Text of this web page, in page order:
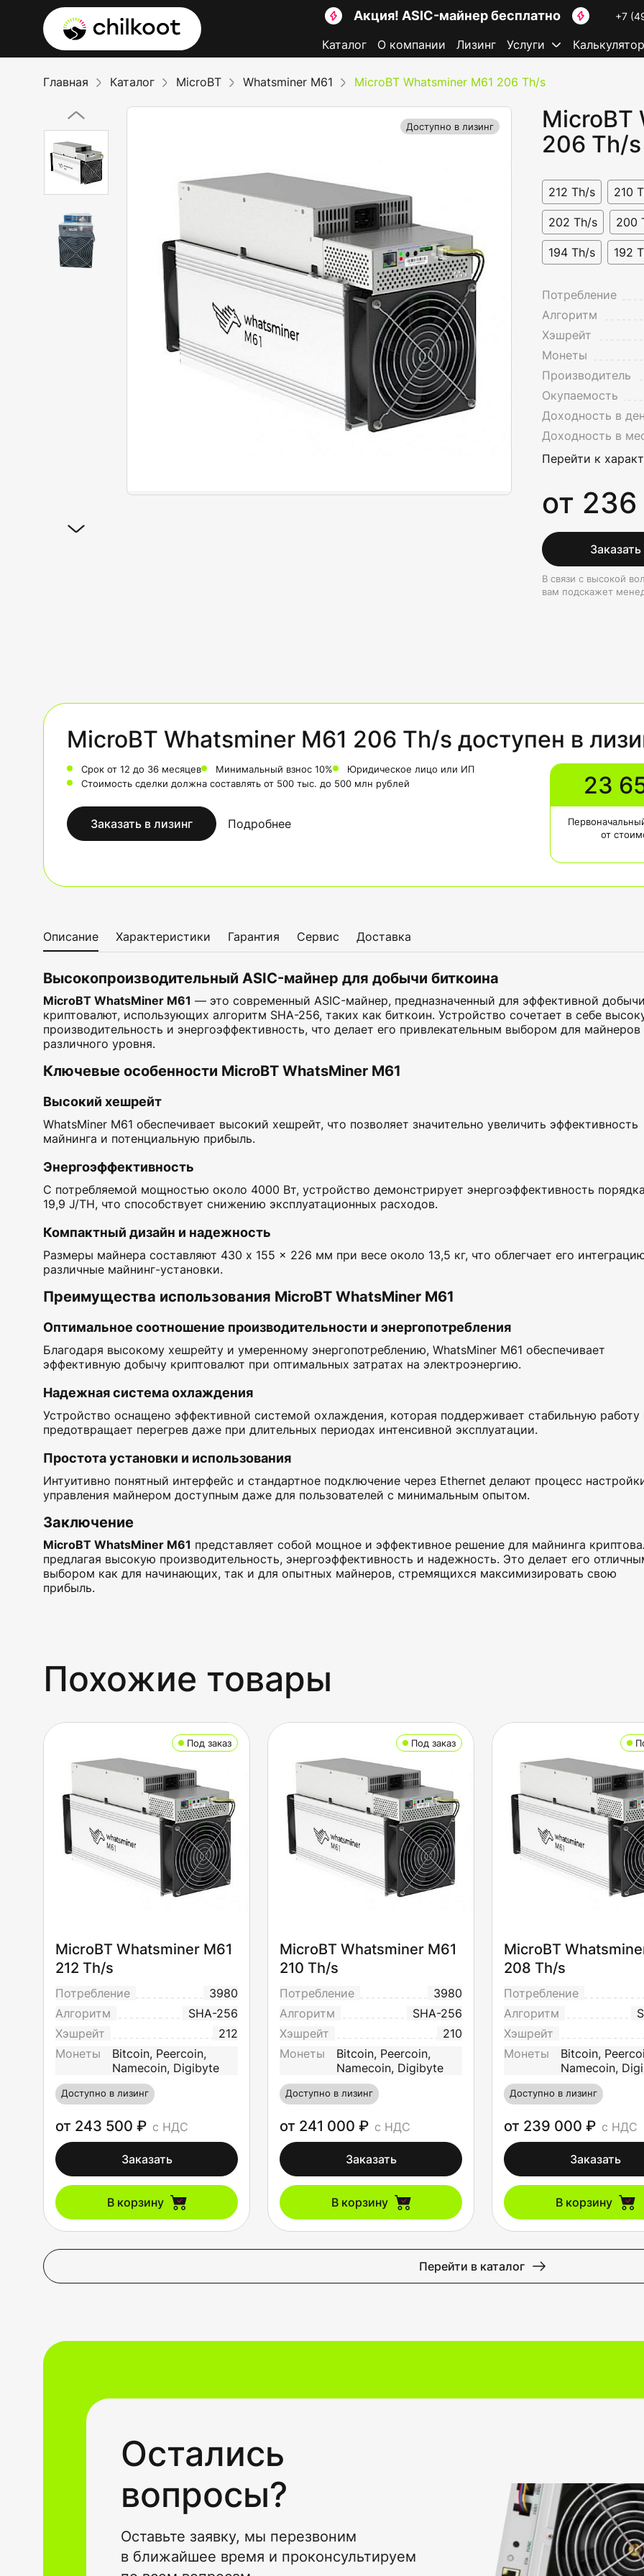
Акция! ASIC-майнер бесплатно +7
Каталог О компании Лизинг Услуги Калькулятор
Главная Каталог MicroBT Whatsminer M61 MicroBT Whatsminer M61 206 Th/s
Доступно в лизинг
MicroBT
206 Th/s
212 Th/s 210
202 Th/s 200
194 Th/s 192
Потребление
Алгоритм
Хэшрейт
Монеты
Производитель
Окупаемость
Доходность в
Доходность в
Перейти к
от
Заказать
В связи с высокой
вам подскажет
MicroBT Whatsminer M61 206 Th/s доступен в
Срок от 12 до 36 месяцев Минимальный взнос 10%
Юридическое лицо или ИП
Стоимость сделки должна составлять от 500 тыс. до 500 млн рублей
Заказать в лизинг Подробнее
23
от
Описание Характеристики Гарантия Сервис Доставка
Высокопроизводительный ASIC-майнер для добычи биткоина
MicroBT WhatsMiner M61 — это современный ASIC-майнер, предназначенный для эффективной добычи
криптовалют, использующих алгоритм SHA-256, таких как биткоин. Устройство сочетает в себе
производительность и энергоэффективность, что делает его привлекательным выбором для майнеров
различного уровня.
Ключевые особенности MicroBT WhatsMiner M61
Высокий хешрейт
WhatsMiner M61 обеспечивает высокий хешрейт, что позволяет значительно увеличить эффективность
майнинга и потенциальную прибыль.
Энергоэффективность
С потребляемой мощностью около 4000 Вт, устройство демонстрирует энергоэффективность порядка
19,9 J/TH, что способствует снижению эксплуатационных расходов.
Компактный дизайн и надежность
Размеры майнера составляют 430 x 155 x 226 мм при весе около 13,5 кг, что облегчает его
различные майнинг-установки.
Преимущества использования MicroBT WhatsMiner M61
Оптимальное соотношение производительности и энергопотребления
Благодаря высокому хешрейту и умеренному энергопотреблению, WhatsMiner M61 обеспечивает
эффективную добычу криптовалют при оптимальных затратах на электроэнергию.
Надежная система охлаждения
Устройство оснащено эффективной системой охлаждения, которая поддерживает стабильную работу
предотвращает перегрев даже при длительных периодах интенсивной эксплуатации.
Простота установки и использования
Интуитивно понятный интерфейс и стандартное подключение через Ethernet делают процесс
управления майнером доступным даже для пользователей с минимальным опытом.
Заключение
MicroBT WhatsMiner M61 представляет собой мощное и эффективное решение для майнинга
предлагая высокую производительность, энергоэффективность и надежность. Это делает его
выбором как для начинающих, так и для опытных майнеров, стремящихся максимизировать свою
прибыль.
Похожие товары
Под заказ
MicroBT Whatsminer M61
212 Th/s
Потребление
3980
Алгоритм
SHA-256
Хэшрейт
212
Монеты
Bitcoin, Peercoin,
Namecoin, Digibyte
Доступно в лизинг
от 243 500 ₽ с НДС
Заказать
В корзину
Под заказ
MicroBT Whatsminer M61
210 Th/s
Потребление
3980
Алгоритм
SHA-256
Хэшрейт
210
Монеты
Bitcoin, Peercoin,
Namecoin, Digibyte
Доступно в лизинг
от 241 000 ₽ с НДС
Заказать
В корзину
MicroBT
208 Th/s
Потребление
Алгоритм
Хэшрейт
Монеты
Bitcoin,
Namecoin,
Доступно в лизинг
от 239 000 ₽ с НДС
Заказать
В корзину
Перейти в каталог
Остались
вопросы?
Оставьте заявку, мы перезвоним
в ближайшее время и проконсультируем